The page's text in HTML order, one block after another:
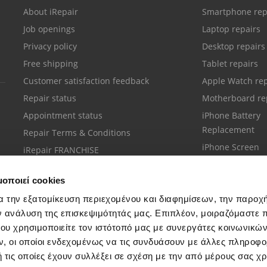
cookies
την εξατομίκευση περιεχομένου και διαφημίσεων, την
της επισκεψιμότητάς μας. Επιπλέον, μοιραζόμαστε
χρησιμοποιείτε τον ιστότοπό μας με συνεργάτες
οι οποίοι ενδεχομένως να τις συνδυάσουν με άλλες
οποίες έχουν συλλέξει σε σχέση με την από μέρους σας
About iRepair
Job openings
Privacy policy
Free shipping
Customer satisfaction feedback
Repair status
Appointment status
Repair Terms & Conditions
iRepair FRANCHISE
Smartphone
Laptop repairs
Desktop repairs
Tablet repairs
Apple Watch
Motherboard
iPhone Battery
Replacement
iPhone Screen
Customer support
Call your nearest store